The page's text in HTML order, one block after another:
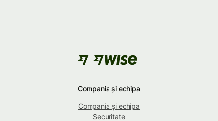
Compania și echipa
Compania și echipa
Securitate